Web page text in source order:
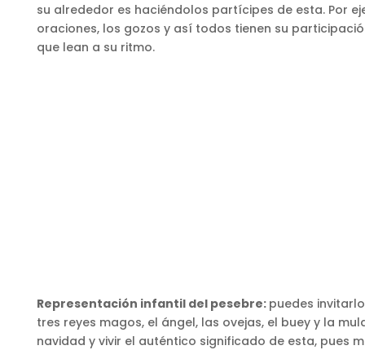
su alrededor es haciéndolos partícipes de esta. Por
oraciones, los gozos y así todos tienen su
que lean a su ritmo.
Representación infantil del pesebre: puedes
tres reyes magos, el ángel, las ovejas, el buey y la
navidad y vivir el auténtico significado de esta, pues